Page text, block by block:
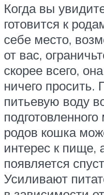
Когда вы
готовится к
себе место,
от вас,
скорее всего,
ничего просить.
питьевую воду
родов кошка
интерес к пище,
появляется
Усиливают